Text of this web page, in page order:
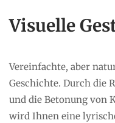
Visuelle
Vereinfachte, aber
Geschichte. Durch die
und die Betonung von
wird Ihnen eine